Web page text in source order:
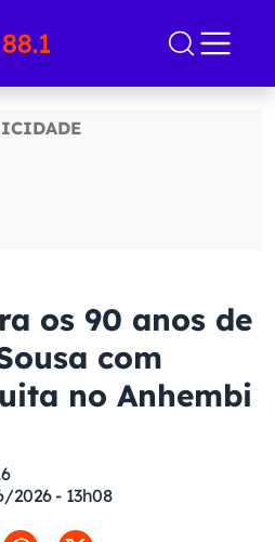
os 90 anos de
com
no Anhembi
2026 - 13h08